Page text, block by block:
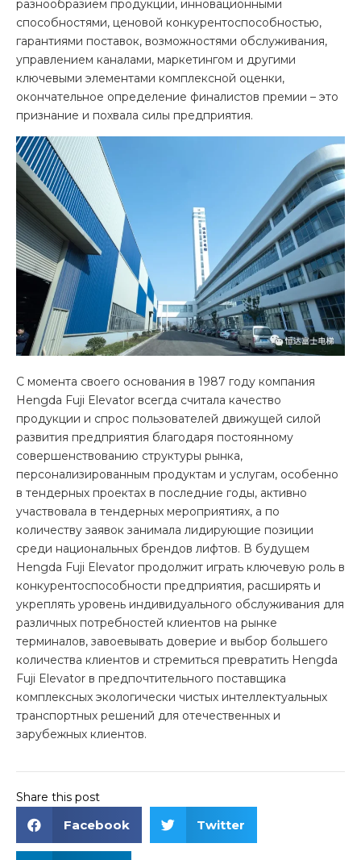
разнообразием продукции, инновационными
способностями, ценовой конкурентоспособностью,
гарантиями поставок, возможностями обслуживания,
управлением каналами, маркетингом и другими
ключевыми элементами комплексной оценки,
окончательное определение финалистов премии – это
признание и похвала силы предприятия.
С момента своего основания в 1987 году компания
Hengda Fuji Elevator всегда считала качество
продукции и спрос пользователей движущей силой
развития предприятия благодаря постоянному
совершенствованию структуры рынка,
персонализированным продуктам и услугам, особенно
в тендерных проектах в последние годы, активно
участвовала в тендерных мероприятиях, а по
количеству заявок занимала лидирующие позиции
среди национальных брендов лифтов. В будущем
Hengda Fuji Elevator продолжит играть ключевую роль в
конкурентоспособности предприятия, расширять и
укреплять уровень индивидуального обслуживания для
различных потребностей клиентов на рынке
терминалов, завоевывать доверие и выбор большего
количества клиентов и стремиться превратить Hengda
Fuji Elevator в предпочтительного поставщика
комплексных экологически чистых интеллектуальных
транспортных решений для отечественных и
зарубежных клиентов.
Share this post
Facebook Twitter